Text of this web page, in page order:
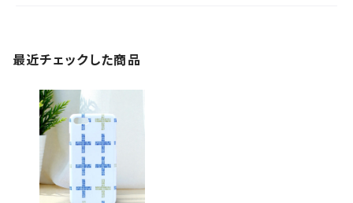
最近チェックした商品